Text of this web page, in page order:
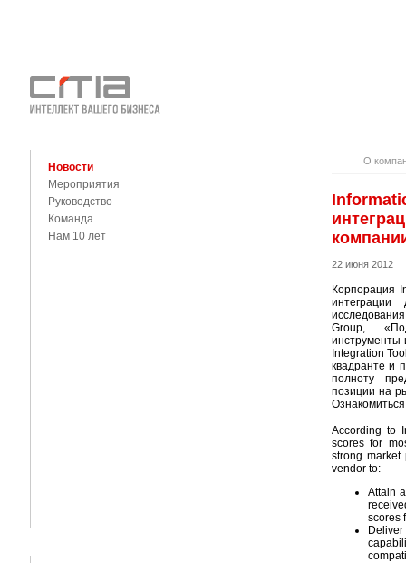
Новости
Мероприятия
Руководство
Команда
Нам 10 лет
О
22 июня 2012
Корпорация
Group,
инструменты
Integration
квадранте и
полноту
позиции на
According to
scores for
strong
vendor to:
Attain
scores